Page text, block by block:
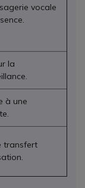
vocale
la
à une
transfert